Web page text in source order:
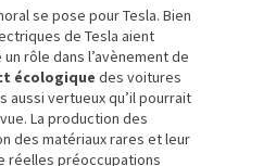
se pose pour Tesla. Bien
de Tesla aient
rôle dans l’avènement de
écologique des voitures
aussi vertueux qu’il pourrait
La production des
des matériaux rares et leur
réelles préoccupations